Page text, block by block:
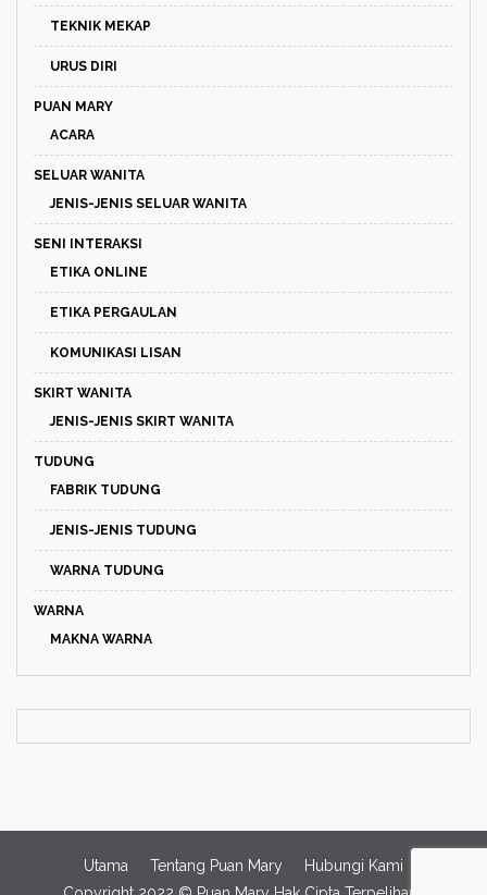
TEKNIK MEKAP
URUS DIRI
PUAN MARY
ACARA
SELUAR WANITA
JENIS-JENIS SELUAR WANITA
SENI INTERAKSI
ETIKA ONLINE
ETIKA PERGAULAN
KOMUNIKASI LISAN
SKIRT WANITA
JENIS-JENIS SKIRT WANITA
TUDUNG
FABRIK TUDUNG
JENIS-JENIS TUDUNG
WARNA TUDUNG
WARNA
MAKNA WARNA
Utama Tentang Puan Mary
Hubungi Kami